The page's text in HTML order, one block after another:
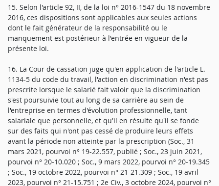
15. Selon l'article 92, II, de la loi n° 2016-1547 du 18 novembre
2016, ces dispositions sont applicables aux seules actions
dont le fait générateur de la responsabilité ou le
manquement est postérieur à l'entrée en vigueur de la
présente loi.
16. La Cour de cassation juge qu'en application de l'article L.
1134-5 du code du travail, l'action en discrimination n'est pas
prescrite lorsque le salarié fait valoir que la discrimination
s'est poursuivie tout au long de sa carrière au sein de
l'entreprise en termes d'évolution professionnelle, tant
salariale que personnelle, et qu'il en résulte qu'il se fonde
sur des faits qui n'ont pas cessé de produire leurs effets
avant la période non atteinte par la prescription (Soc., 31
mars 2021, pourvoi n° 19-22.557, publié ; Soc., 23 juin 2021,
pourvoi n° 20-10.020 ; Soc., 9 mars 2022, pourvoi n° 20-19.345
; Soc., 19 octobre 2022, pourvoi n° 21-21.309 ; Soc., 19 avril
2023, pourvoi n° 21-15.751 ; 2e Civ., 3 octobre 2024, pourvoi n°